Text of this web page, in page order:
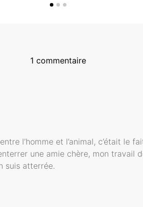
1 commentaire
l’homme et l’animal, c’était le
une amie chère, mon
suis atterrée.